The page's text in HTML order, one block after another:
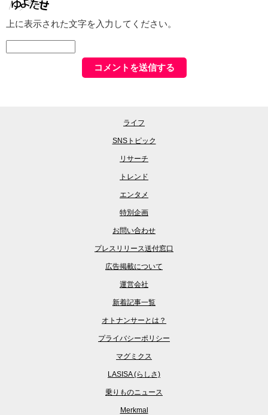
上に表示された文字を入力してください。
ライフ
SNSトピック
リサーチ
トレンド
エンタメ
特別企画
お問い合わせ
プレスリリース送付窓口
広告掲載について
運営会社
新着記事一覧
オトナンサーとは？
プライバシーポリシー
マグミクス
LASISA (らしさ)
乗りものニュース
Merkmal